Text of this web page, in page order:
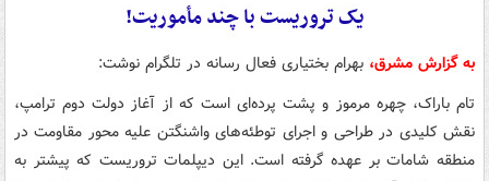
یک تروریست با چند مأموریت!
به گزارش مشرق، بهرام بختیاری فعال رسانه در تلگرام نوشت:
تام باراک، چهره مرموز و پشت پرده‌ای است که از آغاز دولت دوم ترامپ،
نقش کلیدی در طراحی و اجرای توطئه‌های واشنگتن علیه محور مقاومت در
منطقه شامات بر عهده گرفته است. این دیپلمات تروریست که پیشتر به